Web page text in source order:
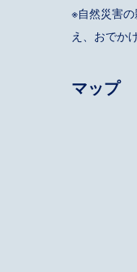
※自然災害
え、おでか
マップ